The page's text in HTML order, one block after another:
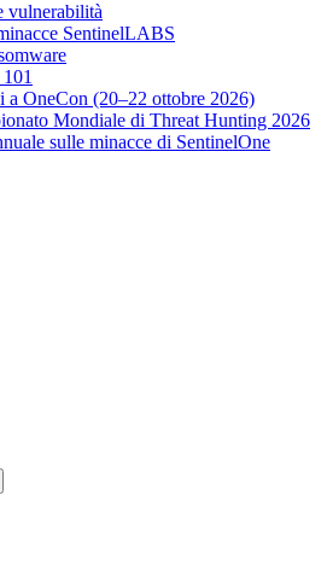
vulnerabilità
SentinelLABS
a OneCon (20–22 ottobre 2026)
Mondiale di Threat Hunting 2026
sulle minacce di SentinelOne